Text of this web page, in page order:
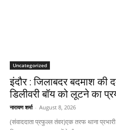
Uncategorized
इंदौर : जिलाबदर बदमाश की
डिलीवरी बॉय को लूटने का
नारायण शर्मा - August 8, 2026
(संवाददाता प्रफुल्ल तंवर)एक तरफ थाना